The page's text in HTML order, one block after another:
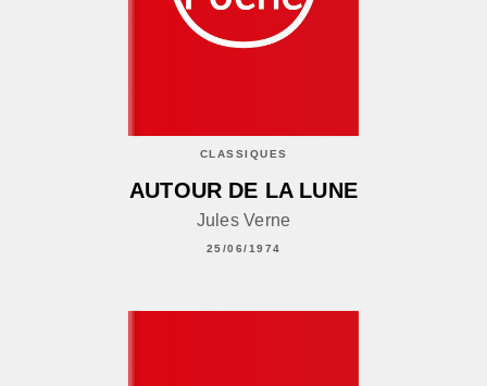
CLASSIQUES
AUTOUR DE LA LUNE
Jules Verne
25/06/1974